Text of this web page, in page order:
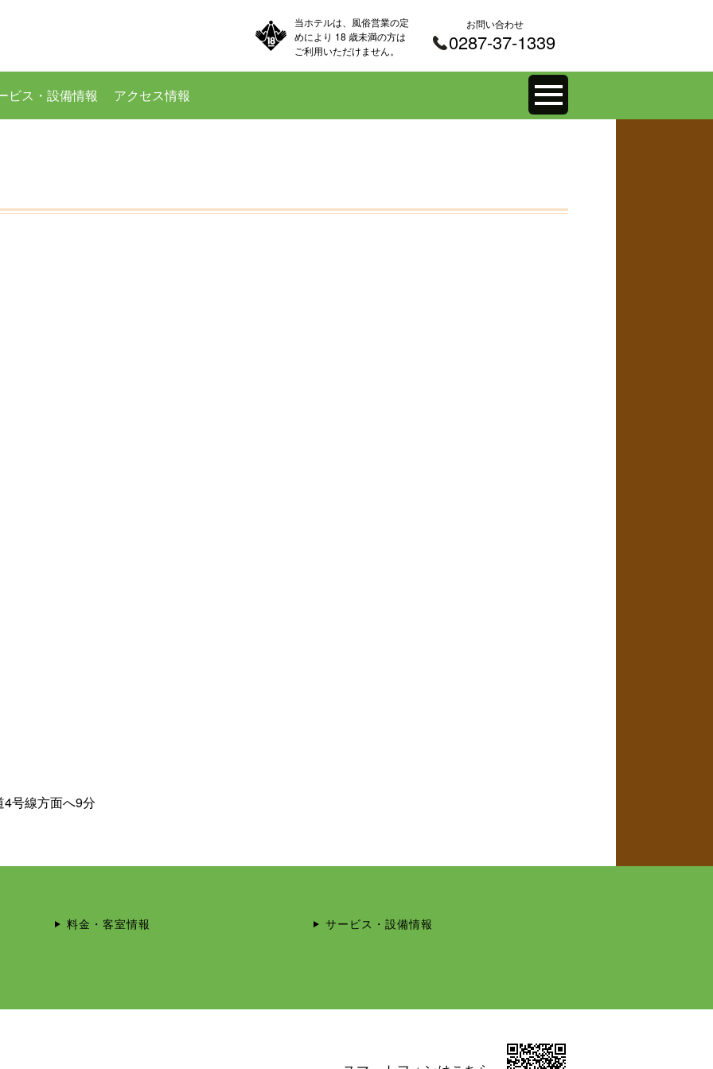
当ホテルは、風俗営業の定
めにより 18 歳未満の方は
ご利用いただけません。
お問い合わせ
0287-37-1339
ビス・設備情報 アクセス情報
号線方面へ9分
料金・客室情報 サービス・設備情報